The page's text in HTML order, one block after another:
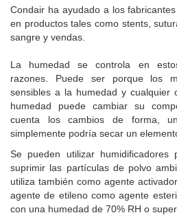
Condair ha ayudado a los
en productos tales como stents,
sangre y vendas.
La humedad se controla en
razones. Puede ser porque los
sensibles a la humedad y cualquier
humedad puede cambiar su
cuenta los cambios de forma,
simplemente podría secar un
Se pueden utilizar
suprimir las partículas de polvo
utiliza también como agente
agente de etileno como agente
con una humedad de 70% RH o